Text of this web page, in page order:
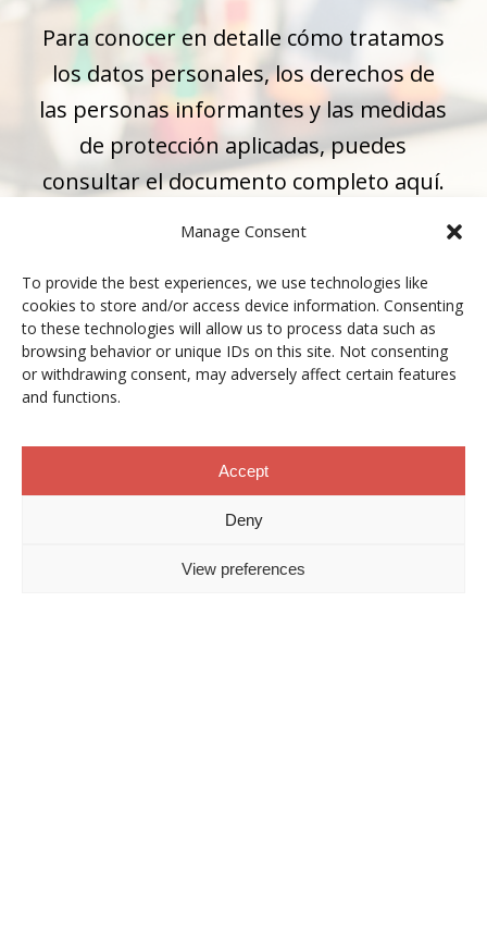
Manage Consent
To provide the best experiences, we use technologies like
cookies to store and/or access device information. Consenting
to these technologies will allow us to process data such as
browsing behavior or unique IDs on this site. Not consenting
or withdrawing consent, may adversely affect certain features
and functions.
Accept
Deny
View preferences
Para conocer en detalle cómo tratamos
los datos personales, los derechos de
las personas informantes y las medidas
de protección aplicadas, puedes
consultar el documento completo aquí.
Descargar política de privacidad del
Canal Ético
Cómo comunicarte con nosotros
Puedes enviar tu comunicación o
consulta ética a través de estos medios